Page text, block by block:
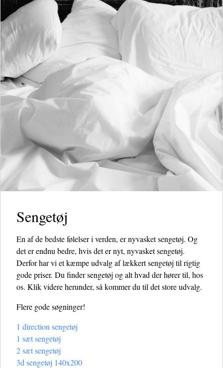
Sengetøj
En af de bedste følelser i verden, er nyvasket sengetøj. Og
det er endnu bedre, hvis det er nyt, nyvasket sengetøj.
Derfor har vi et kæmpe udvalg af lækkert sengetøj til rigtig
gode priser. Du finder sengetøj og alt hvad der hører til, hos
os. Klik videre herunder, så kommer du til det store udvalg.
Flere gode søgninger!
1 direction sengetøj
1 sæt sengetøj
2 sæt sengetøj
3d sengetøj 140x200